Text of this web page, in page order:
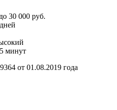
30 000 руб.
минут
от 01.08.2019 года